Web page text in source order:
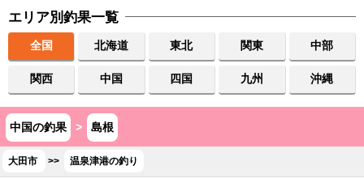
エリア別釣果一覧
全国 北海道 東北 関東 中部
関西 中国 四国 九州 沖縄
中国の釣果 > 島根
大田市 >> 温泉津港の釣り